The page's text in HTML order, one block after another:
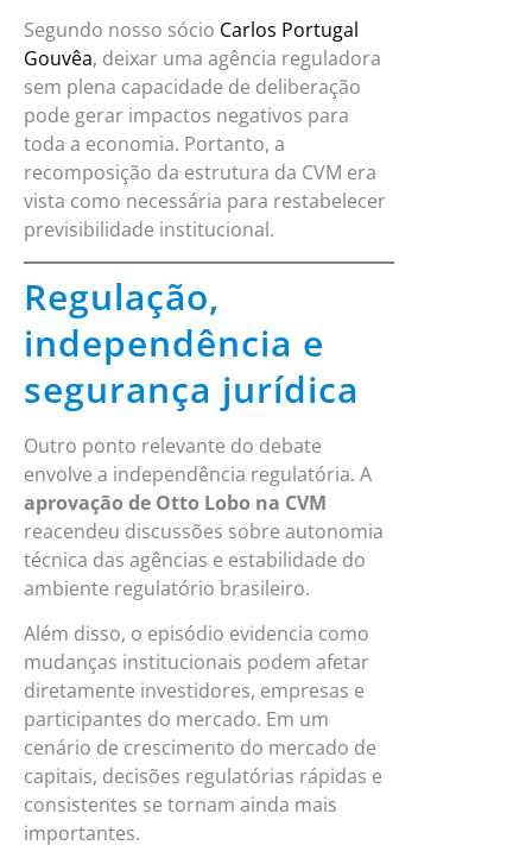
Segundo nosso sócio Carlos Portugal
Gouvêa, deixar uma agência reguladora
sem plena capacidade de deliberação
pode gerar impactos negativos para
toda a economia. Portanto, a
recomposição da estrutura da CVM era
vista como necessária para restabelecer
previsibilidade institucional.
Regulação,
independência e
segurança jurídica
Outro ponto relevante do debate
envolve a independência regulatória. A
aprovação de Otto Lobo na CVM
reacendeu discussões sobre autonomia
técnica das agências e estabilidade do
ambiente regulatório brasileiro.
Além disso, o episódio evidencia como
mudanças institucionais podem afetar
diretamente investidores, empresas e
participantes do mercado. Em um
cenário de crescimento do mercado de
capitais, decisões regulatórias rápidas e
consistentes se tornam ainda mais
importantes.